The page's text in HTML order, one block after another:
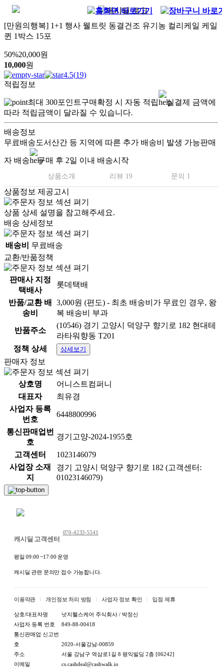
[만원의행복] 1+1 행사 웰트릿 동결건조 유기농 컬리케일 케일
퀸 1박스 15포
50%20,000원
10,000원
4.5(19)
적립정보
최대 300포인트구매확정 시 자동 적립
실결제 금액에
따라 적립금액이 달라질 수 있습니다.
배송정보
무료배송도서산간 등 지역에 따른 추가 배송비 발생 가능판매
자 배송 구매 후 2일 이내 배송시작
상품소개 리뷰 19 문의 1
상품정보 제공고시
상품 상세 설명을 참고해주세요.
배송 상세정보
배송비
무료배송
교환/반품정책
판매사 지정
택배사
롯데택배
반품/교환 배
송비
3,000원 (편도) - 최초 배송비가 무료인 경우, 왕
복 배송비 부과
반품주소
(10546) 경기 고양시 덕양구 향기로 182 현대테
라타워향동 T201
정책 상세
상세보기
판매자 정보
상호명
어니스트컴퍼니
대표자
최유경
사업자 등록
번호
6448800996
통신판매업번
호
경기고양-2024-1955호
고객센터
1023146079
사업장 소재
지
경기 고양시 덕양구 향기로 182 (고객센터:
01023146079)
캐시딜 고객센터
070-4233-5541
평일 09:00 ~17:00 운영
캐시딜 관련 문의만 접수 가능합니다.
이용약관 개인정보 처리 방침 사업자 정보 확인 입점 제휴
상호/대표자명
넛지헬스케어 주식회사 / 박정신
사업자 등록 번호
849-88-00418
통신판매업 신고번
호
2020-서울강남-00859
주소
서울 강남구 역삼로1길 8 평익빌딩 2층 [06242]
이메일
cs.cashdeal@cashwalk.io